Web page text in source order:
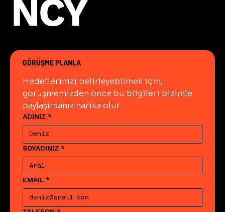
NCY
NCY
GÖRÜŞME PLANLA
Hedeflerinizi belirleyebilmek için,
görüşmemizden önce bu bilgileri bizimle
paylaşırsanız harika olur.
ADINIZ *
SOYADINIZ *
EMAIL *